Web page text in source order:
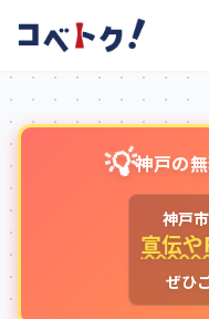
💡神戸の
神戸
宣伝や
ぜひ